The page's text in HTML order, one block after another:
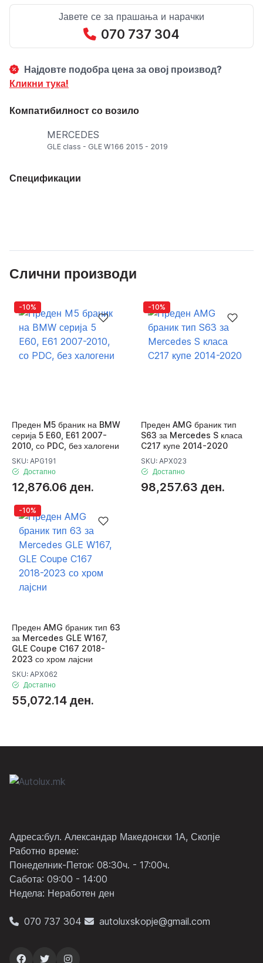
Јавете се за прашања и нарачки
070 737 304
Најдовте подобра цена за овој производ?
Кликни тука!
Компатибилност со возило
MERCEDES
GLE class - GLE W166 2015 - 2019
Спецификации
Слични производи
-10%
Преден M5 браник на BMW
серија 5 E60, E61 2007-
2010, со PDC, без халогени
SKU: APG191
Достапно
12,876.06 ден.
-10%
Преден AMG браник тип
S63 за Mercedes S класа
C217 купе 2014-2020
SKU: APX023
Достапно
98,257.63 ден.
-10%
Преден AMG браник тип 63
за Mercedes GLE W167,
GLE Coupe C167 2018-
2023 со хром лајсни
SKU: APX062
Достапно
55,072.14 ден.
Адреса:бул. Александар Македонски 1А, Скопје
Работно време:
Понеделник-Петок: 08:30ч. - 17:00ч.
Сабота: 09:00 - 14:00
Неделa: Неработен ден
070 737 304 autoluxskopje@gmail.com